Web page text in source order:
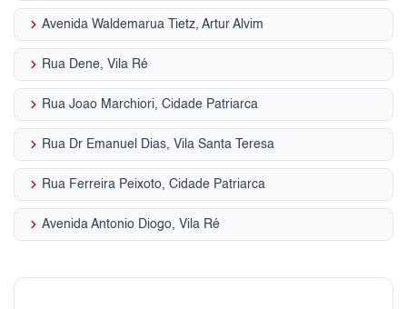
keyboard_arrow_right Avenida Waldemarua Tietz, Artur Alvim
keyboard_arrow_right Rua Dene, Vila Ré
keyboard_arrow_right Rua Joao Marchiori, Cidade Patriarca
keyboard_arrow_right Rua Dr Emanuel Dias, Vila Santa Teresa
keyboard_arrow_right Rua Ferreira Peixoto, Cidade Patriarca
keyboard_arrow_right Avenida Antonio Diogo, Vila Ré